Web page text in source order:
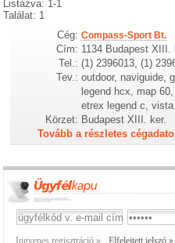
Listázva: 1-1
Találat: 1
Cég: Compass-Sport Bt.
Cím: 1134 Budapest XIII.
Tel.: (1) 2396013, (1)
Tev.: outdoor, naviguide,
legend hcx, map
etrex legend c,
Körzet: Budapest XIII. ker.
Tovább a részletes
Ingyenes regisztráció » Elfelejtett jelszó »